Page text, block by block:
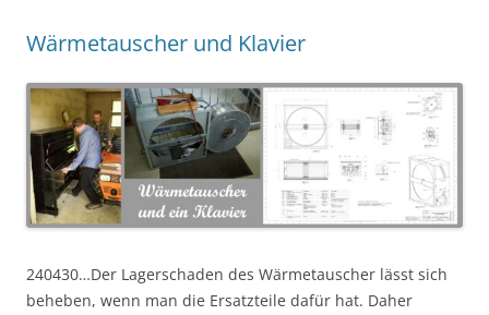
Wärmetauscher und Klavier
240430…Der Lagerschaden des Wärmetauscher lässt sich
beheben, wenn man die Ersatzteile dafür hat. Daher